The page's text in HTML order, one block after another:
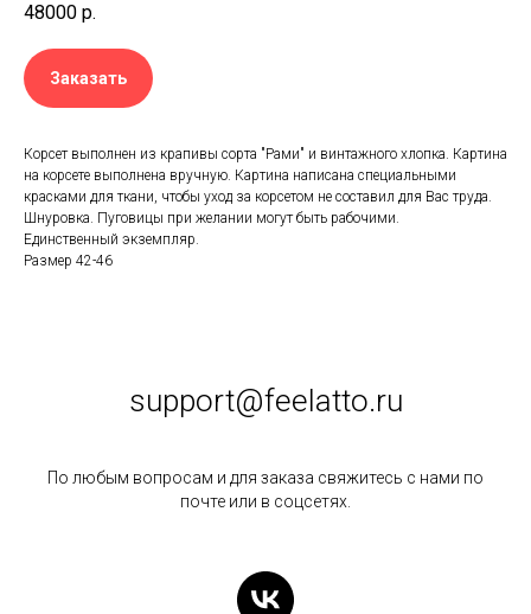
48000 р.
Заказать
Корсет выполнен из крапивы сорта "Рами" и винтажного хлопка. Картина
на корсете выполнена вручную. Картина написана специальными
красками для ткани, чтобы уход за корсетом не составил для Вас труда.
Шнуровка. Пуговицы при желании могут быть рабочими.
Единственный экземпляр.
Размер 42-46
support@feelatto.ru
По любым вопросам и для заказа свяжитесь с нами по
почте или в соцсетях.